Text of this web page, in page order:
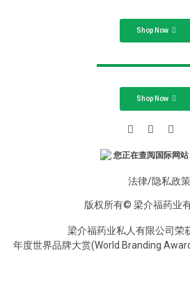
Shop Now
Shop Now
您正在查阅国际网站
法律/隐私政策
版权所有© 梁介福药业
梁介福药业私人有限公司荣
年度世界品牌大赏(World Branding